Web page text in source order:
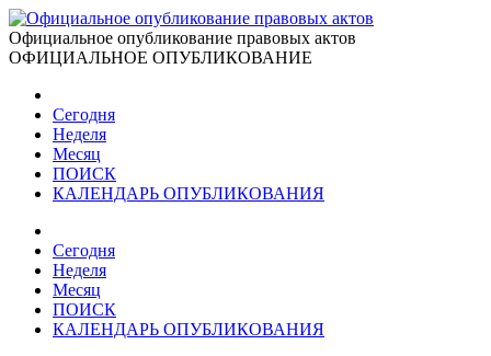
Официальное опубликование правовых актов
ОФИЦИАЛЬНОЕ ОПУБЛИКОВАНИЕ
Сегодня
Неделя
Месяц
ПОИСК
КАЛЕНДАРЬ ОПУБЛИКОВАНИЯ
Сегодня
Неделя
Месяц
ПОИСК
КАЛЕНДАРЬ ОПУБЛИКОВАНИЯ